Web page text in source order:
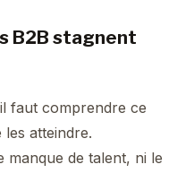
B2B stagnent
faut comprendre ce
atteindre.
manque de talent, ni le